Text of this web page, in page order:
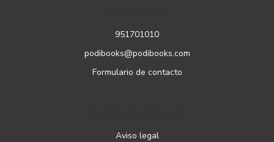
951701010
podibooks@podibooks.com
Formulario de contacto
Aviso legal